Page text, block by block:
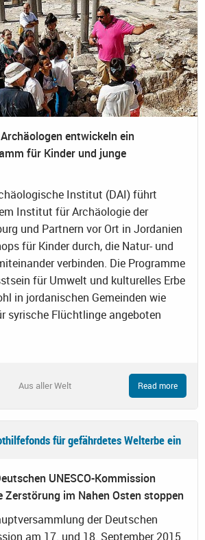
entwickeln ein
für Kinder und junge
Institut (DAI) führt
Institut für Archäologie der
und Partnern vor Ort in Jordanien
für Kinder durch, die Natur- und
verbinden. Die Programme
für Umwelt und kulturelles Erbe
in jordanischen Gemeinden wie
syrische Flüchtlinge angeboten
Aus aller Welt Read more
für gefährdetes Welterbe ein
UNESCO-Kommission
im Nahen Osten stoppen
der Deutschen
am 17. und 18. September 2015